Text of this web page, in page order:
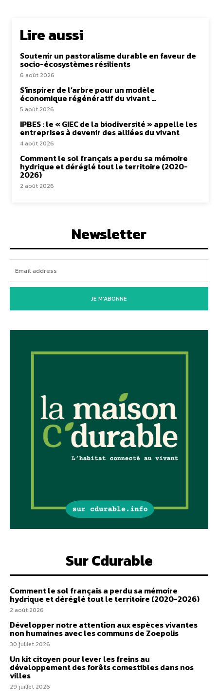
Lire aussi
Soutenir un pastoralisme durable en faveur de
socio-écosystèmes résilients
6 août 2026
S’inspirer de l’arbre pour un modèle
économique régénératif du vivant …
5 août 2026
IPBES : le « GIEC de la biodiversité » appelle les
entreprises à devenir des alliées du vivant
4 août 2026
Comment le sol français a perdu sa mémoire
hydrique et déréglé tout le territoire (2020-
2026)
2 août 2026
Newsletter
JE M'ABONNE
Sur Cdurable
Comment le sol français a perdu sa mémoire
hydrique et déréglé tout le territoire (2020-2026)
2 août 2026
Développer notre attention aux espèces vivantes
non humaines avec les communs de Zoepolis
30 juillet 2026
Un kit citoyen pour lever les freins au
développement des forêts comestibles dans nos
villes
29 juillet 2026